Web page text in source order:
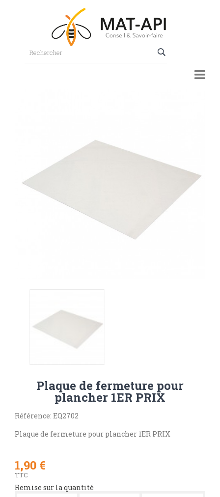
Plaque de fermeture pour
plancher 1ER PRIX
Référence: EQ2702
Plaque de fermeture pour plancher 1ER PRIX
1,90 €
TTC
Remise sur la quantité